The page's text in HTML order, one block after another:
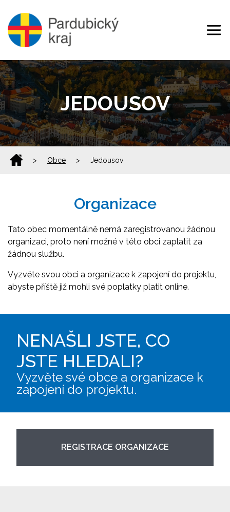
JEDOUSOV
> Obce > Jedousov
Organizace
Tato obec momentálně nemá zaregistrovanou žádnou
organizaci, proto není možné v této obci zaplatit za
žádnou službu.
Vyzvěte svou obci a organizace k zapojení do projektu,
abyste příště již mohli své poplatky platit online.
NENAŠLI JSTE, CO
JSTE HLEDALI?
Vyzvěte své obce a organizace k
zapojení do projektu.
REGISTRACE ORGANIZACE